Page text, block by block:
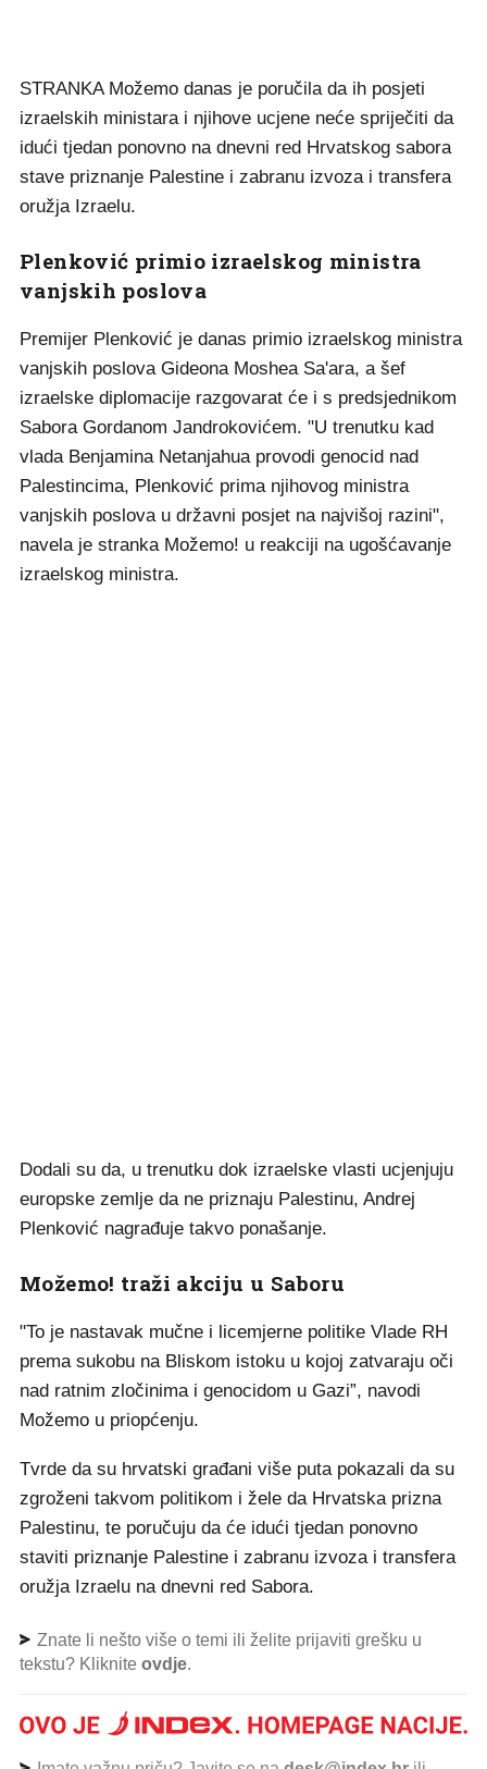
STRANKA Možemo danas je poručila da ih posjeti
izraelskih ministara i njihove ucjene neće spriječiti da
idući tjedan ponovno na dnevni red Hrvatskog sabora
stave priznanje Palestine i zabranu izvoza i transfera
oružja Izraelu.
Plenković primio izraelskog ministra
vanjskih poslova
Premijer Plenković je danas primio izraelskog ministra
vanjskih poslova Gideona Moshea Sa'ara, a šef
izraelske diplomacije razgovarat će i s predsjednikom
Sabora Gordanom Jandrokovićem. "U trenutku kad
vlada Benjamina Netanjahua provodi genocid nad
Palestincima, Plenković prima njihovog ministra
vanjskih poslova u državni posjet na najvišoj razini",
navela je stranka Možemo! u reakciji na ugošćavanje
izraelskog ministra.
Dodali su da, u trenutku dok izraelske vlasti ucjenjuju
europske zemlje da ne priznaju Palestinu, Andrej
Plenković nagrađuje takvo ponašanje.
Možemo! traži akciju u Saboru
"To je nastavak mučne i licemjerne politike Vlade RH
prema sukobu na Bliskom istoku u kojoj zatvaraju oči
nad ratnim zločinima i genocidom u Gazi”, navodi
Možemo u priopćenju.
Tvrde da su hrvatski građani više puta pokazali da su
zgroženi takvom politikom i žele da Hrvatska prizna
Palestinu, te poručuju da će idući tjedan ponovno
staviti priznanje Palestine i zabranu izvoza i transfera
oružja Izraelu na dnevni red Sabora.
Znate li nešto više o temi ili želite prijaviti grešku u
tekstu? Kliknite ovdje.